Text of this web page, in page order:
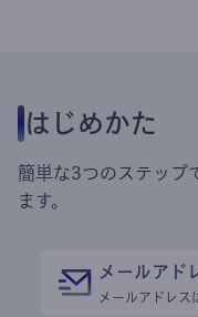
はじめかた
簡単な3つのステップ
ます。
メールアド
メールアドレス